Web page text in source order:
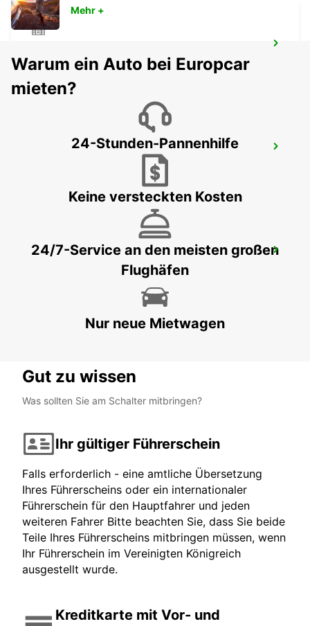
LANDSKRONA - SWEDEN
HELSINGBORG - IKC
HELSINGØR
HELSINGOER - DENMARK
Mehr +
Warum ein Auto bei Europcar
mieten?
24-Stunden-Pannenhilfe
Keine versteckten Kosten
24/7-Service an den meisten großen
Flughäfen
Nur neue Mietwagen
Gut zu wissen
Was sollten Sie am Schalter mitbringen?
Ihr gültiger Führerschein
Falls erforderlich - eine amtliche Übersetzung
Ihres Führerscheins oder ein internationaler
Führerschein für den Hauptfahrer und jeden
weiteren Fahrer Bitte beachten Sie, dass Sie beide
Teile Ihres Führerscheins mitbringen müssen, wenn
Ihr Führerschein im Vereinigten Königreich
ausgestellt wurde.
Kreditkarte mit Vor- und